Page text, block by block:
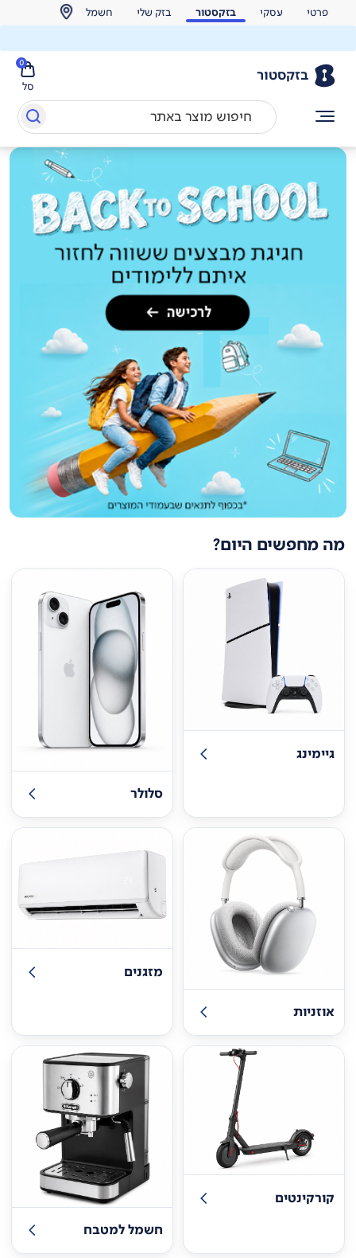
פרטי עסקי בזקסטור בזק שלי חשמל
בזקסטור
סל
0
מה מחפשים היום?
גיימינג
סלולר
אוזניות
מזגנים
קורקינטים
חשמל למטבח